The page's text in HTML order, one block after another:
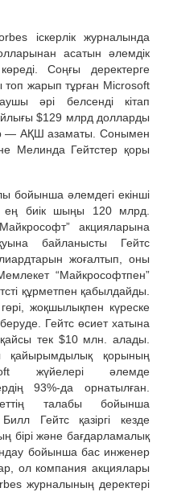
іскерлік журналында
асатын әлемдік
Соңғы деректерге
топ жарып тұрған Microsoft
әрі белсенді кітап
$129 млрд долларды
— АҚШ азаматы. Сонымен
Мелинда Гейтстер қоры
бойынша әлемдегі екінші
биік шыңы 120 млрд.
акцияларына
байланысты Гейтс
жоғалтып, оны
“Майкрософтпен”
құрметпен қабылдайды.
жоқшылықпен күреске
Гейтс өсиет хатына
тек $10 млн. алады.
қайырымдылық қорының
жүйелері әлемде
93%-да орнатылған.
талабы бойынша
Гейтс қазіргі кезде
бірі және бағдарламалық
бойынша бас инженер
ол компания акциялары
журналының деректері